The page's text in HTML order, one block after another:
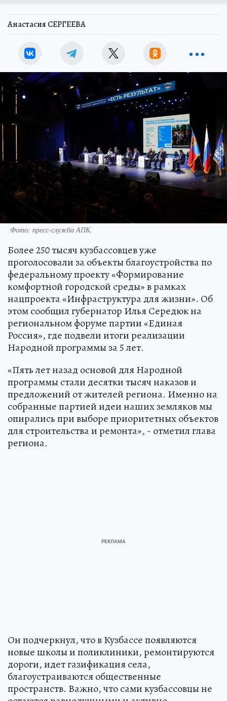
Анастасия СЕРГЕЕВА
Фото: пресс-служба АПК.
Более 250 тысяч кузбассовцев уже
проголосовали за объекты благоустройства по
федеральному проекту «Формирование
комфортной городской среды» в рамках
нацпроекта «Инфраструктура для жизни». Об
этом сообщил губернатор Илья Середюк на
региональном форуме партии «Единая
Россия», где подвели итоги реализации
Народной программы за 5 лет.
«Пять лет назад основой для Народной
программы стали десятки тысяч наказов и
предложений от жителей региона. Именно на
собранные партией идеи наших земляков мы
опирались при выборе приоритетных объектов
для строительства и ремонта», - отметил глава
региона.
Он подчеркнул, что в Кузбассе появляются
новые школы и поликлиники, ремонтируются
дороги, идет газификация села,
благоустраиваются общественные
пространств. Важно, что сами кузбассовцы не